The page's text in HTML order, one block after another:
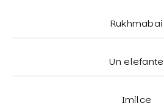
Rukhmabai
Un elefante
Imilce